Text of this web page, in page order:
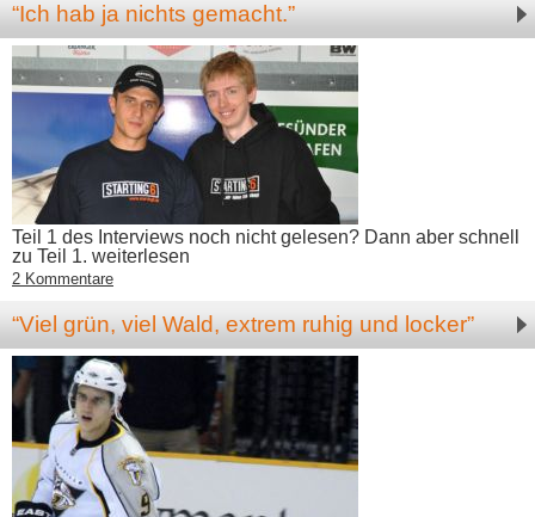
“Ich hab ja nichts gemacht.”
Teil 1 des Interviews noch nicht gelesen? Dann aber schnell
zu Teil 1. weiterlesen
2 Kommentare
“Viel grün, viel Wald, extrem ruhig und locker”